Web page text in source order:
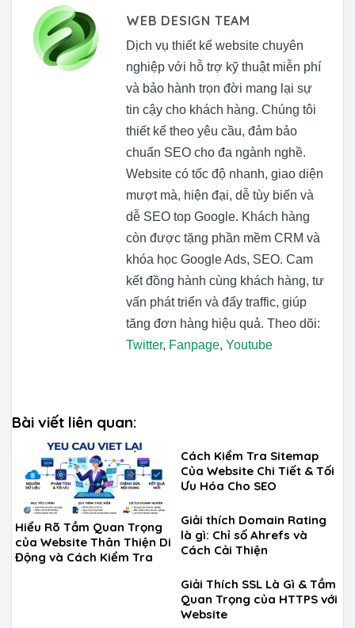
WEB DESIGN TEAM
Dịch vụ thiết kế website chuyên
nghiệp với hỗ trợ kỹ thuật miễn phí
và bảo hành trọn đời mang lại sự
tin cậy cho khách hàng. Chúng tôi
thiết kế theo yêu cầu, đảm bảo
chuẩn SEO cho đa ngành nghề.
Website có tốc độ nhanh, giao diện
mượt mà, hiện đại, dễ tùy biến và
dễ SEO top Google. Khách hàng
còn được tặng phần mềm CRM và
khóa học Google Ads, SEO. Cam
kết đồng hành cùng khách hàng, tư
vấn phát triển và đẩy traffic, giúp
tăng đơn hàng hiệu quả. Theo dõi:
Twitter, Fanpage, Youtube
Bài viết liên quan:
Hiểu Rõ Tầm Quan Trọng
của Website Thân Thiện Di
Động và Cách Kiểm Tra
Cách Kiểm Tra Sitemap
Của Website Chi Tiết & Tối
Ưu Hóa Cho SEO
Giải thích Domain Rating
là gì: Chỉ số Ahrefs và
Cách Cải Thiện
Giải Thích SSL Là Gì & Tầm
Quan Trọng của HTTPS với
Website